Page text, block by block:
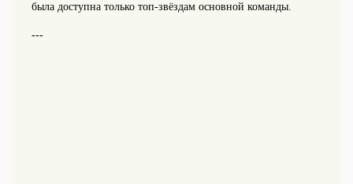
была доступна только топ‑звёздам основной команды.
---